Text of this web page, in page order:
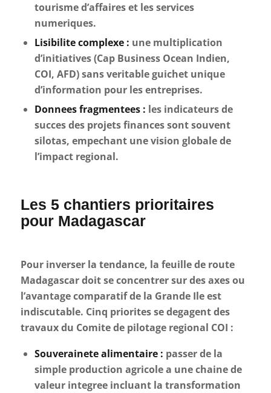
tourisme d’affaires et les services
numeriques.
Lisibilite complexe : une multiplication
d’initiatives (Cap Business Ocean Indien,
COI, AFD) sans veritable guichet unique
d’information pour les entreprises.
Donnees fragmentees : les indicateurs de
succes des projets finances sont souvent
silotas, empechant une vision globale de
l’impact regional.
Les 5 chantiers prioritaires
pour Madagascar
Pour inverser la tendance, la feuille de route
Madagascar doit se concentrer sur des axes ou
l’avantage comparatif de la Grande Ile est
indiscutable. Cinq priorites se degagent des
travaux du Comite de pilotage regional COI :
Souverainete alimentaire : passer de la
simple production agricole a une chaine de
valeur integree incluant la transformation